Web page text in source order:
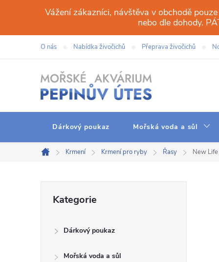
obsah
Vážení zákazníci, návštěva v obchodě
nebo dle dohody.
O nás Nabídka živočichů Přeprava živočichů
Dárkový poukaz Mořská voda a sůl
Domů
Krmení Krmení pro ryby Řasy New
kategorie
Kategorie
Dárkový poukaz
Mořská voda a sůl